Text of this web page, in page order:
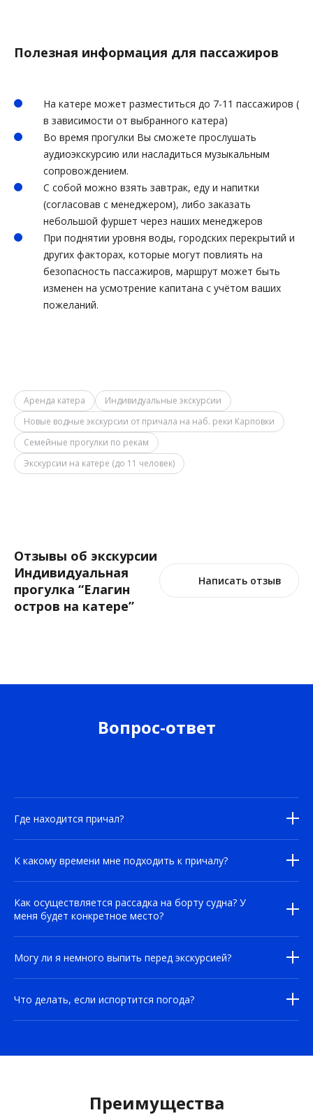
Полезная информация для пассажиров
На катере может разместиться до 7-11 пассажиров (
в зависимости от выбранного катера)
Во время прогулки Вы сможете прослушать
аудиоэкскурсию или насладиться музыкальным
сопровождением.
С собой можно взять завтрак, еду и напитки
(согласовав с менеджером), либо заказать
небольшой фуршет через наших менеджеров
При поднятии уровня воды, городских перекрытий и
других факторах, которые могут повлиять на
безопасность пассажиров, маршрут может быть
изменен на усмотрение капитана с учётом ваших
пожеланий.
Аренда катера
Индивидуальные экскурсии
Новые водные экскурсии от причала на наб. реки Карповки
Семейные прогулки по рекам
Экскурсии на катере (до 11 человек)
Отзывы об экскурсии
Индивидуальная
прогулка “Елагин
остров на катере”
Написать отзыв
Вопрос-ответ
Где находится причал?
К какому времени мне подходить к причалу?
Как осуществляется рассадка на борту судна? У
меня будет конкретное место?
Могу ли я немного выпить перед экскурсией?
Что делать, если испортится погода?
Преимущества